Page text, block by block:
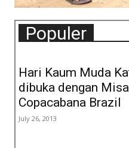
Populer
Hari Kaum Muda
dibuka dengan
Copacabana Brazil
July 26, 2013